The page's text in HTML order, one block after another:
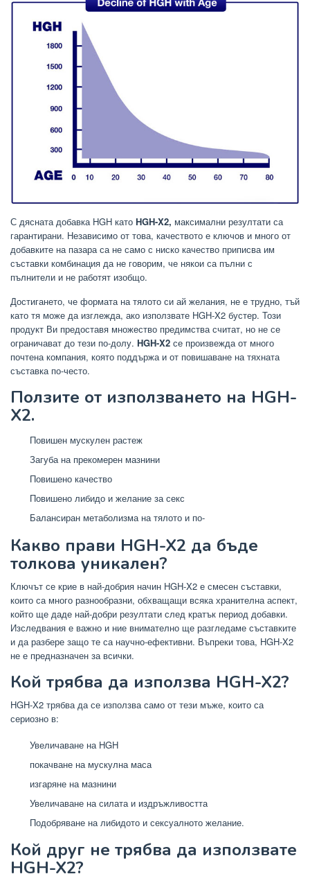
С дясната добавка HGH като HGH-X2, максимални резултати са
гарантирани. Независимо от това, качеството е ключов и много от
добавките на пазара са не само с ниско качество приписва им
съставки комбинация да не говорим, че някои са пълни с
пълнители и не работят изобщо.
Достигането, че формата на тялото си ай желания, не е трудно, тъй
като тя може да изглежда, ако използвате HGH-X2 бустер. Този
продукт Ви предоставя множество предимства считат, но не се
ограничават до тези по-долу. HGH-X2 се произвежда от много
почтена компания, която поддържа и от повишаване на тяхната
съставка по-често.
Ползите от използването на HGH-
X2.
Повишен мускулен растеж
Загуба на прекомерен мазнини
Повишено качество
Повишено либидо и желание за секс
Балансиран метаболизма на тялото и по-
Какво прави HGH-X2 да бъде
толкова уникален?
Ключът се крие в най-добрия начин HGH-X2 е смесен съставки,
които са много разнообразни, обхващащи всяка хранителна аспект,
който ще даде най-добри резултати след кратък период добавки.
Изследвания е важно и ние внимателно ще разгледаме съставките
и да разбере защо те са научно-ефективни. Въпреки това, HGH-X2
не е предназначен за всички.
Кой трябва да използва HGH-X2?
HGH-X2 трябва да се използва само от тези мъже, които са
сериозно в:
Увеличаване на HGH
покачване на мускулна маса
изгаряне на мазнини
Увеличаване на силата и издръжливостта
Подобряване на либидото и сексуалното желание.
Кой друг не трябва да използвате
HGH-X2?